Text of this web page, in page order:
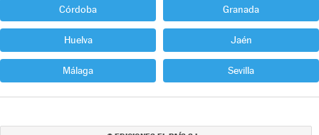
Córdoba Granada
Huelva Jaén
Málaga Sevilla